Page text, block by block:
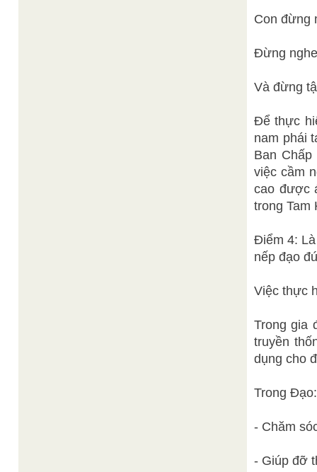
Con đừng
Đừng
Và đừng
Để thực
nam phái
Ban
việc cầm
cao được
trong Tam
Điểm 4:
nếp đạo
Việc thực
Trong gia
truyền
dụng cho
Trong Đạo:
- Chăm
- Giúp đỡ